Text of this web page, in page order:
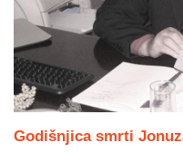
Godišnjica smrti